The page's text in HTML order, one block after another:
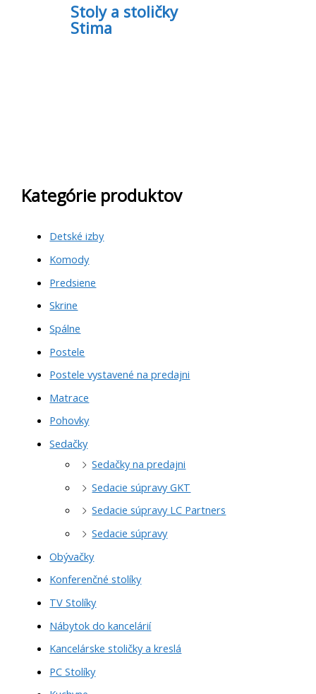
Kategórie produktov
Detské izby
Komody
Predsiene
Skrine
Spálne
Postele
Postele vystavené na predajni
Matrace
Pohovky
Sedačky
Sedačky na predajni
Sedacie súpravy GKT
Sedacie súpravy LC Partners
Sedacie súpravy
Obývačky
Konferenčné stolíky
TV Stolíky
Nábytok do kancelárií
Kancelárske stoličky a kreslá
PC Stolíky
Stoly a stoličky
Stima